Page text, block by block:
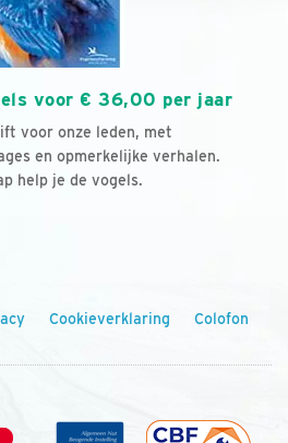
voor € 36,00 per jaar
voor onze leden, met
en opmerkelijke verhalen.
help je de vogels.
Cookieverklaring Colofon